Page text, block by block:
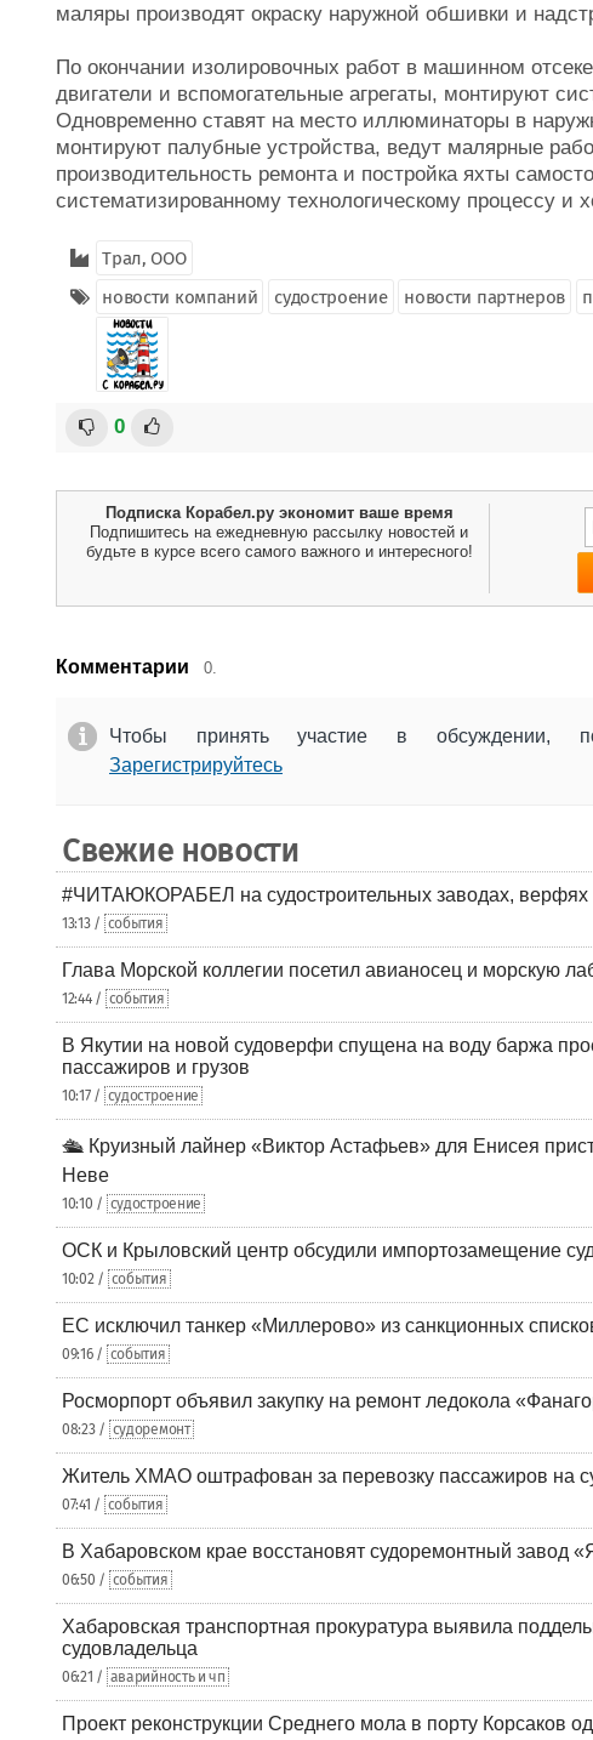
маляры производят окраску наружной обшивки и
По окончании изолировочных работ в машинном
двигатели и вспомогательные агрегаты, монтируют
Одновременно ставят на место иллюминаторы в
монтируют палубные устройства, ведут малярные
производительность ремонта и постройка яхты
систематизированному технологическому процессу и
Трал, ООО
новости компаний
судостроение новости партнеров
0
Подписка Корабел.ру экономит ваше время
Подпишитесь на ежедневную рассылку новостей и
будьте в курсе всего самого важного и интересного!
Комментарии 0.
Чтобы принять участие в обсуждении,
Зарегистрируйтесь
Свежие новости
#ЧИТАЮКОРАБЕЛ на судостроительных заводах, верфях
13:13 / события
Глава Морской коллегии посетил авианосец и морскую
12:44 / события
В Якутии на новой судоверфи спущена на воду баржа
пассажиров и грузов
10:17 / судостроение
🛳️ Круизный лайнер «Виктор Астафьев» для Енисея
Неве
10:10 / судостроение
ОСК и Крыловский центр обсудили импортозамещение
10:02 / события
ЕС исключил танкер «Миллерово» из санкционных
09:16 / события
Росморпорт объявил закупку на ремонт ледокола
08:23 / судоремонт
Житель ХМАО оштрафован за перевозку пассажиров на
07:41 / события
В Хабаровском крае восстановят судоремонтный завод
06:50 / события
Хабаровская транспортная прокуратура выявила
судовладельца
06:21 / аварийность и чп
Проект реконструкции Среднего мола в порту Корсаков